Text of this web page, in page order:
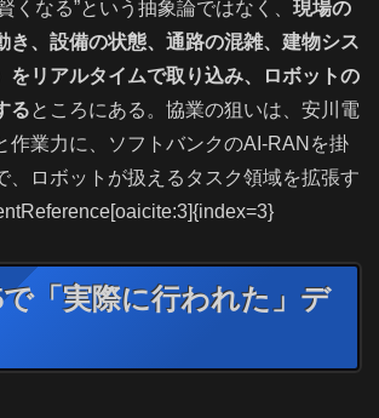
くなる”という抽象論ではなく、 現場の
き、設備の状態、通路の混雑、建物シス
をリアルタイムで取り込み、ロボットの
るところにある。協業の狙いは、安川電
作業力に、ソフトバンクのAI-RANを掛
、ロボットが扱えるタスク領域を拡張す
「実際に行われた」デ